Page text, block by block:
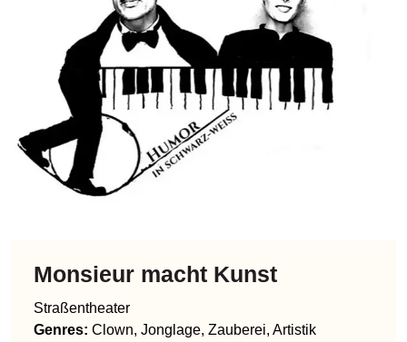
Monsieur macht Kunst
Straßentheater
Genres: Clown, Jonglage, Zauberei, Artistik